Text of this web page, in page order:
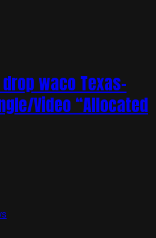
drop waco Texas-
Video “Allocated